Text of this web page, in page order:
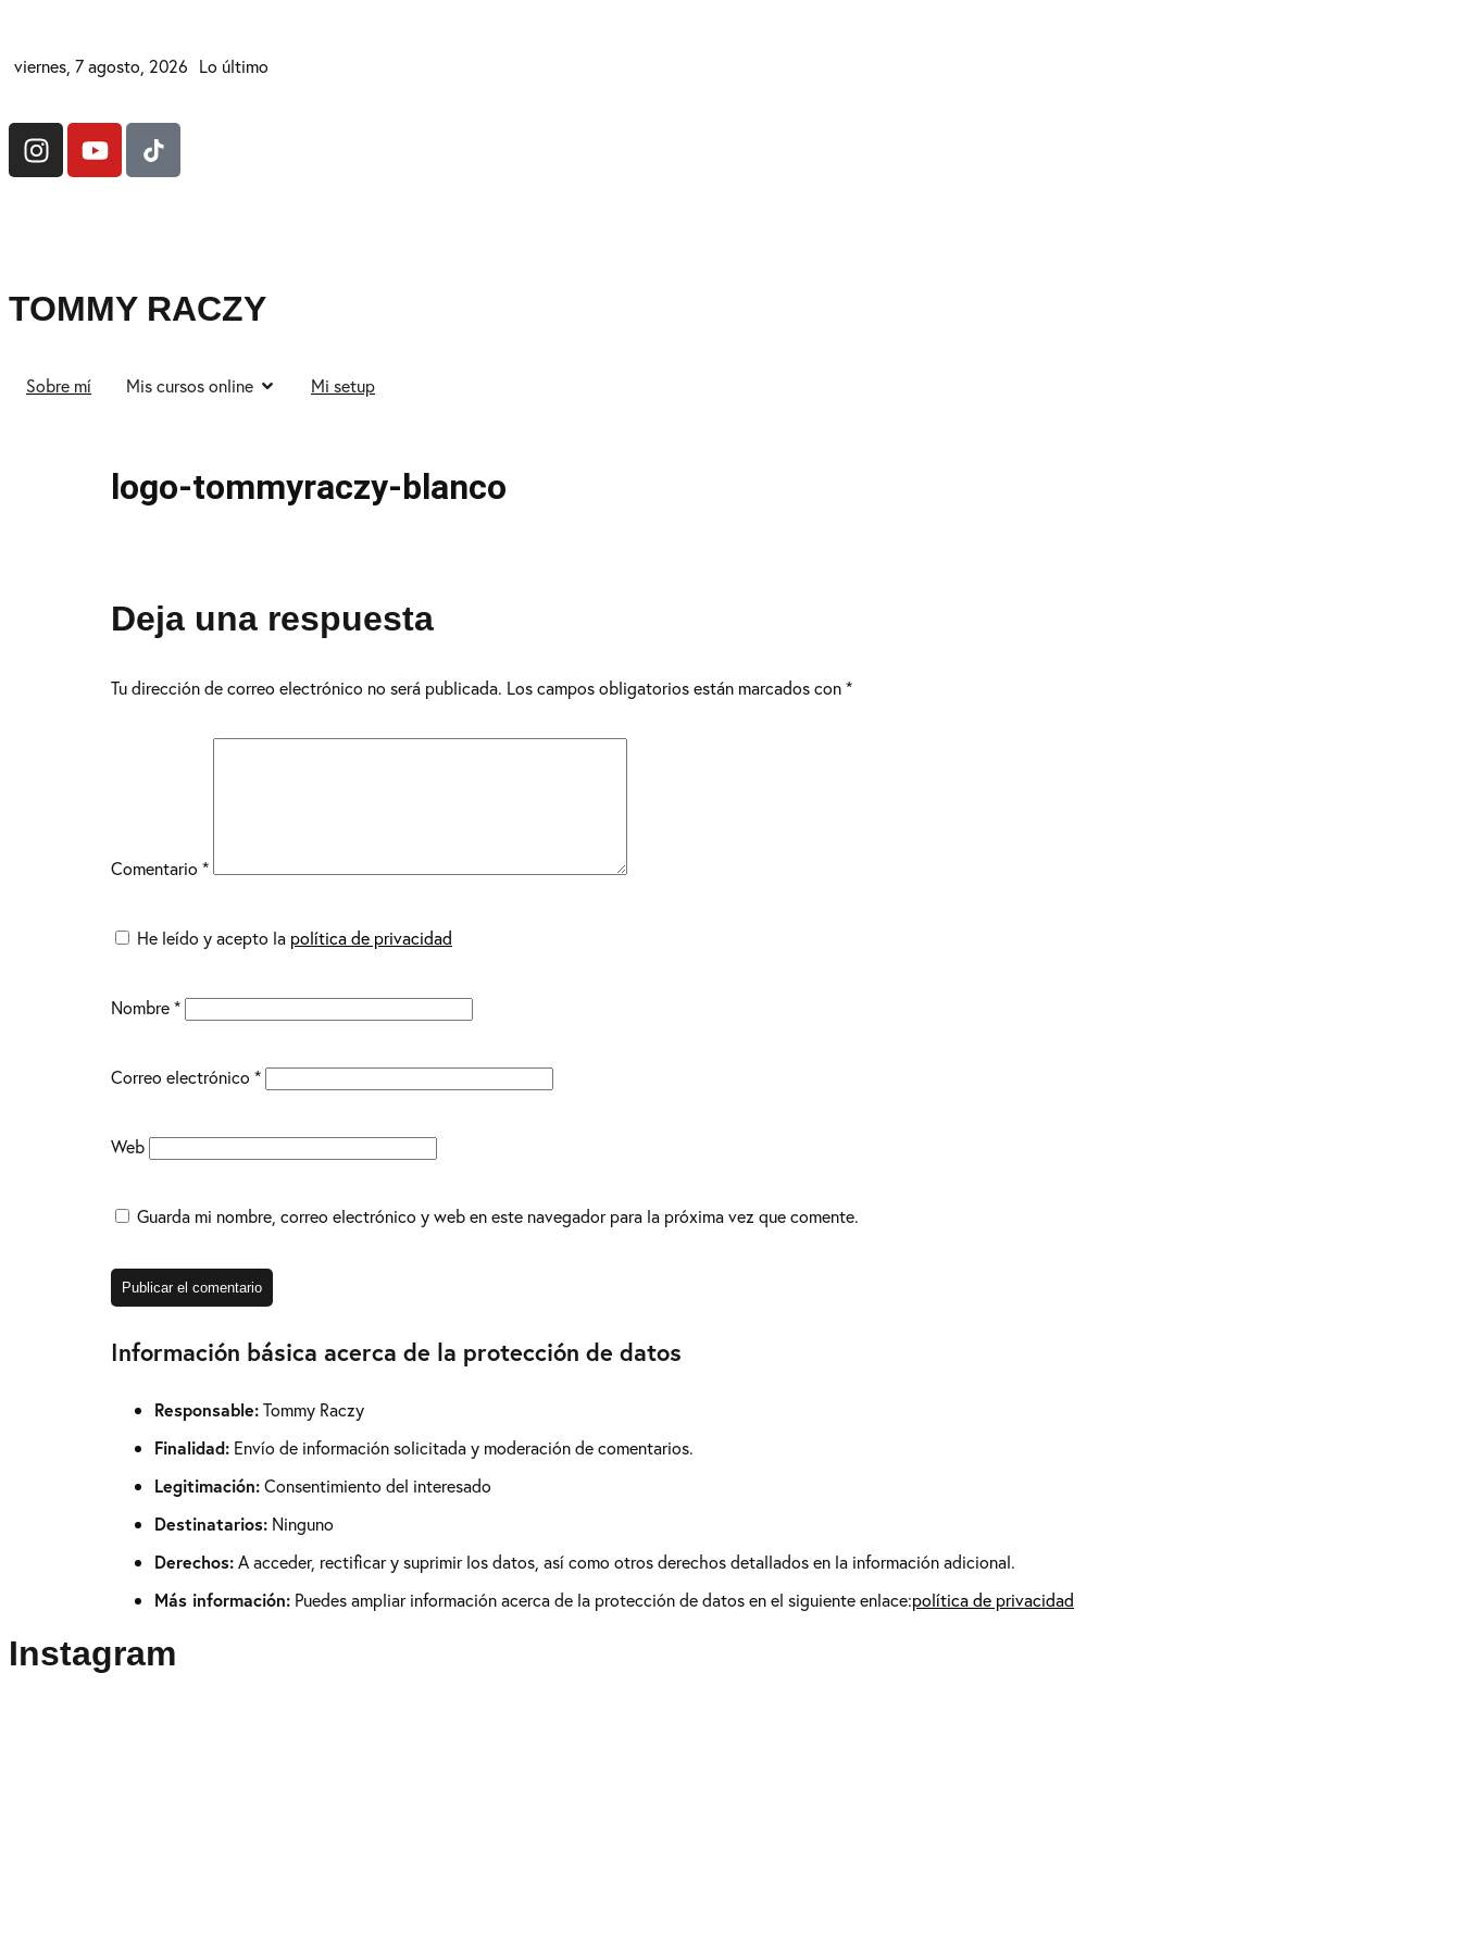
viernes, 7 agosto, 2026 Lo último
TOMMY RACZY
Sobre mí Mis cursos online Mi setup
logo-tommyraczy-blanco
Deja una respuesta
Tu dirección de correo electrónico no será publicada. Los campos obligatorios están marcados con*
Comentario *
He leído y acepto la política de privacidad
Nombre*
Correo electrónico *
Web
Guarda mi nombre, correo electrónico y web en este navegador para la próxima vez que comente.
Información básica acerca de la protección de datos
Responsable:Tommy Raczy
Finalidad: Envío de información solicitada y moderación de comentarios.
Legitimación:Consentimiento del interesado
Destinatarios: Ninguno
Derechos:A acceder, rectificar y suprimir los datos, así como otros derechos detallados en la información adicional.
Más información: Puedes ampliar información acerca de la protección de datos en el siguiente enlace:política de privacidad
Instagram